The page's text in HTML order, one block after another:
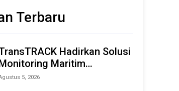
Terbaru
Hadirkan Solusi
Maritim
Berbasis AI &
5, 2026